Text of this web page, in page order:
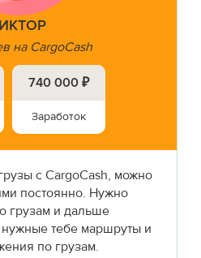
на CargoCash
740 000 ₽
Заработок
с CargoCash, можно
постоянно. Нужно
грузам и дальше
тебе маршруты и
по грузам.